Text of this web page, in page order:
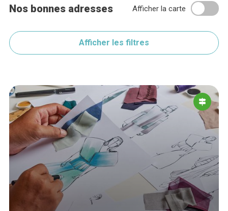
Nos bonnes adresses Afficher la carte
Afficher les filtres